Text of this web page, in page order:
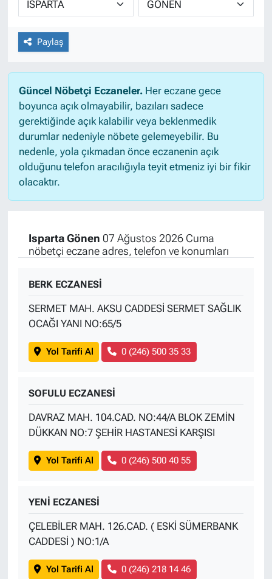
Paylaş
Güncel Nöbetçi Eczaneler.Her eczane gece
boyunca açık olmayabilir, bazıları sadece
gerektiğinde açık kalabilir veya beklenmedik
durumlar nedeniyle nöbete gelemeyebilir. Bu
nedenle, yola çıkmadan önce eczanenin açık
olduğunu telefon aracılığıyla teyit etmeniz iyi bir fikir
olacaktır.
Isparta Gönen 07 Ağustos 2026 Cuma
nöbetçi eczane adres, telefon ve konumları
BERK ECZANESİ
SERMET MAH. AKSU CADDESİ SERMET SAĞLIK
OCAĞI YANI NO:65/5
Yol Tarifi Al 0 (246) 500 35 33
SOFULU ECZANESİ
DAVRAZ MAH. 104.CAD. NO:44/A BLOK ZEMİN
DÜKKAN NO:7 ŞEHİR HASTANESİ KARŞISI
Yol Tarifi Al 0 (246) 500 40 55
YENİ ECZANESİ
ÇELEBİLER MAH. 126.CAD. ( ESKİ SÜMERBANK
CADDESİ ) NO:1/A
Yol Tarifi Al 0 (246) 218 14 46